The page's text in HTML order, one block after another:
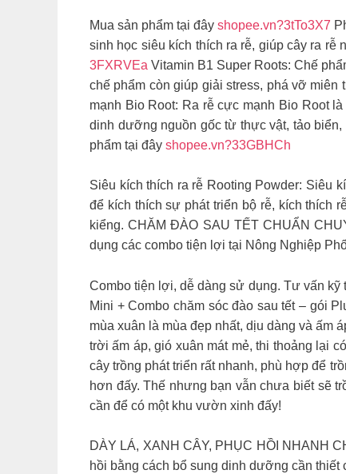
Mua sản phẩm tại đây shopee.vn?3tTo3X7
sinh học siêu kích thích ra rễ, giúp cây ra rễ
3FXRVEa Vitamin B1 Super Roots: Chế
chế phẩm còn giúp giải stress, phá vỡ miên
mạnh Bio Root: Ra rễ cực mạnh Bio Root
dinh dưỡng nguồn gốc từ thực vật, tảo biển,
phẩm tại đây shopee.vn?33GBHCh
Siêu kích thích ra rễ Rooting Powder: Siêu
để kích thích sự phát triển bộ rễ, kích thích
kiểng.CHĂM ĐÀO SAU TẾT CHUẨN
dụng các combo tiện lợi tại Nông Nghiệp
Combo tiện lợi, dễ dàng sử dụng. Tư vấn kỹ
Mini + Combo chăm sóc đào sau tết – gói
mùa xuân là mùa đẹp nhất, dịu dàng và ấm
trời ấm áp, gió xuân mát mẻ, thi thoảng lại
cây trồng phát triển rất nhanh, phù hợp để
hơn đấy. Thế nhưng bạn vẫn chưa biết sẽ
cần để có một khu vườn xinh đấy!
DÀY LÁ, XANH CÂY, PHỤC HỒI NHANH
hồi bằng cách bổ sung dinh dưỡng cần thiết